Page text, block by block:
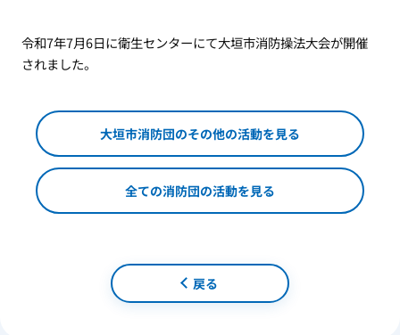
令和7年7月6日に衛生センターにて大垣市消防操法大会が開催
されました。
大垣市消防団のその他の活動を見る
全ての消防団の活動を見る
戻る